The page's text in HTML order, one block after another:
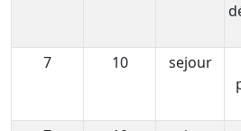
7
10 sejour